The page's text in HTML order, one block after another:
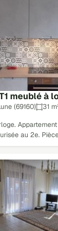
meublé à
(69160) 31
Appartement
au 2e.